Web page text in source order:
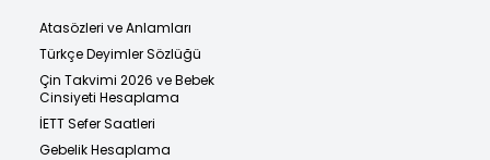
Atasözleri ve Anlamları
Türkçe Deyimler Sözlüğü
Çin Takvimi 2026 ve Bebek
Cinsiyeti Hesaplama
İETT Sefer Saatleri
Gebelik Hesaplama